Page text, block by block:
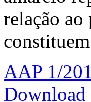
relação ao
AAP 1/
Download